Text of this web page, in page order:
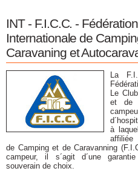
INT - F.I.C.C. - Fédération
Internationale de
Caravaning et
La
Le
et de
à
affiliée
de Camping et de Caravanning
campeur, il s´agit d´une
souverain de choix.